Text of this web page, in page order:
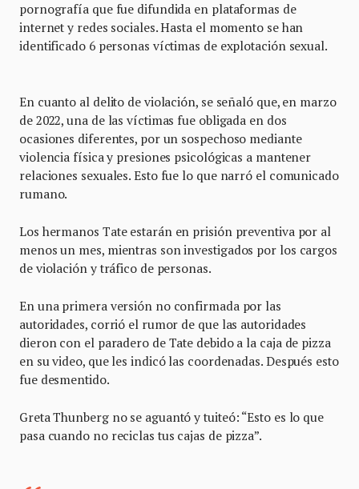
pornografía que fue difundida en plataformas de
internet y redes sociales. Hasta el momento se han
identificado 6 personas víctimas de explotación sexual.
En cuanto al delito de violación, se señaló que, en marzo
de 2022, una de las víctimas fue obligada en dos
ocasiones diferentes, por un sospechoso mediante
violencia física y presiones psicológicas a mantener
relaciones sexuales. Esto fue lo que narró el comunicado
rumano.
Los hermanos Tate estarán en prisión preventiva por al
menos un mes, mientras son investigados por los cargos
de violación y tráfico de personas.
En una primera versión no confirmada por las
autoridades, corrió el rumor de que las autoridades
dieron con el paradero de Tate debido a la caja de pizza
en su video, que les indicó las coordenadas. Después esto
fue desmentido.
Greta Thunberg no se aguantó y tuiteó: “Esto es lo que
pasa cuando no reciclas tus cajas de pizza”.